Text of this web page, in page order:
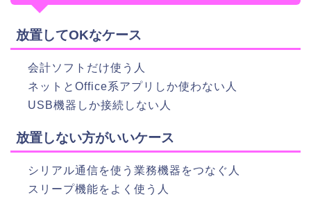
放置してOKなケース
会計ソフトだけ使う人
ネットとOffice系アプリしか使わない人
USB機器しか接続しない人
放置しない方がいいケース
シリアル通信を使う業務機器をつなぐ人
スリープ機能をよく使う人